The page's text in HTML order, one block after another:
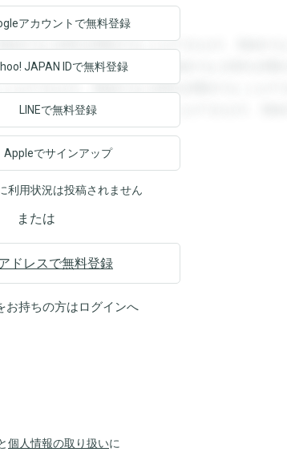
録すると回答を閲覧することができます。登録する
を閲覧することができます。登録すると回答を閲覧
とができます。登録すると回答を閲覧することがで
。登録すると回答を閲覧することができます。登録
アカウントで無料登録
JAPAN IDで無料登録
LINEで無料登録
Appleでサインアップ
利用状況は投稿されません
または
ドレスで無料登録
お持ちの方はログインへ
個人情報の取り扱いに